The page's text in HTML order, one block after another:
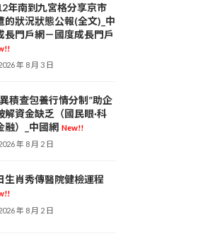
年南到九宮格分享京市
的狀況狀態公報(全文)_中
長門戶網－國度成長門戶
年 8 月 3 日
積查包養行情分制”助企
解資金缺乏（國民眼·科
融）_中國網 New!!
年 8 月 2 日
生肖秀傳醫院健檢運程
年 8 月 2 日